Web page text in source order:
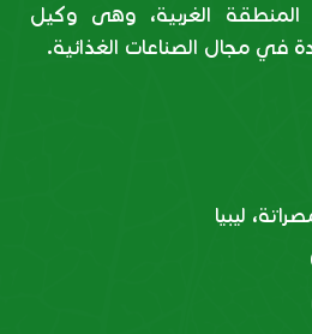
الغربية، وهى وكيل
في مجال الصناعات الغذائية.
ليبيا